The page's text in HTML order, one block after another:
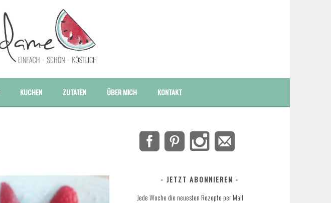
KUCHEN ZUTATEN ÜBER MICH KONTAKT
JETZT ABONNIEREN
Jede Woche die neuesten Rezepte per Mail